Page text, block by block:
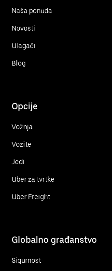
Naša ponuda
Novosti
Ulagači
Blog
Opcije
Vožnja
Vozite
Jedi
Uber za tvrtke
Uber Freight
Globalno građanstvo
Sigurnost